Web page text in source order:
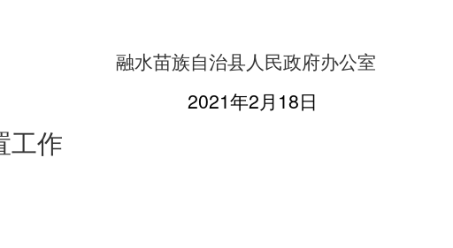
融水苗族自治县人民政府办公室
2021年2 月 18 日
工作